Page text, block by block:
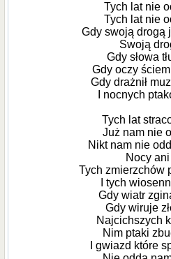
Tych lat nie
Tych lat nie
Gdy swoją drogą
Swoją
Gdy słowa
Gdy oczy
Gdy drażnił
I nocnych
Tych lat
Już nam nie
Nikt nam nie
Nocy
Tych zmierzchów
I tych
Gdy wiatr
Gdy wiruje
Najcichszych
Nim ptaki
I gwiazd które